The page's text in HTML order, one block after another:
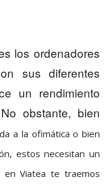
los ordenadores
sus diferentes
un rendimiento
obstante, bien
a la ofimática o bien
estos necesitan un
en Viatea te traemos